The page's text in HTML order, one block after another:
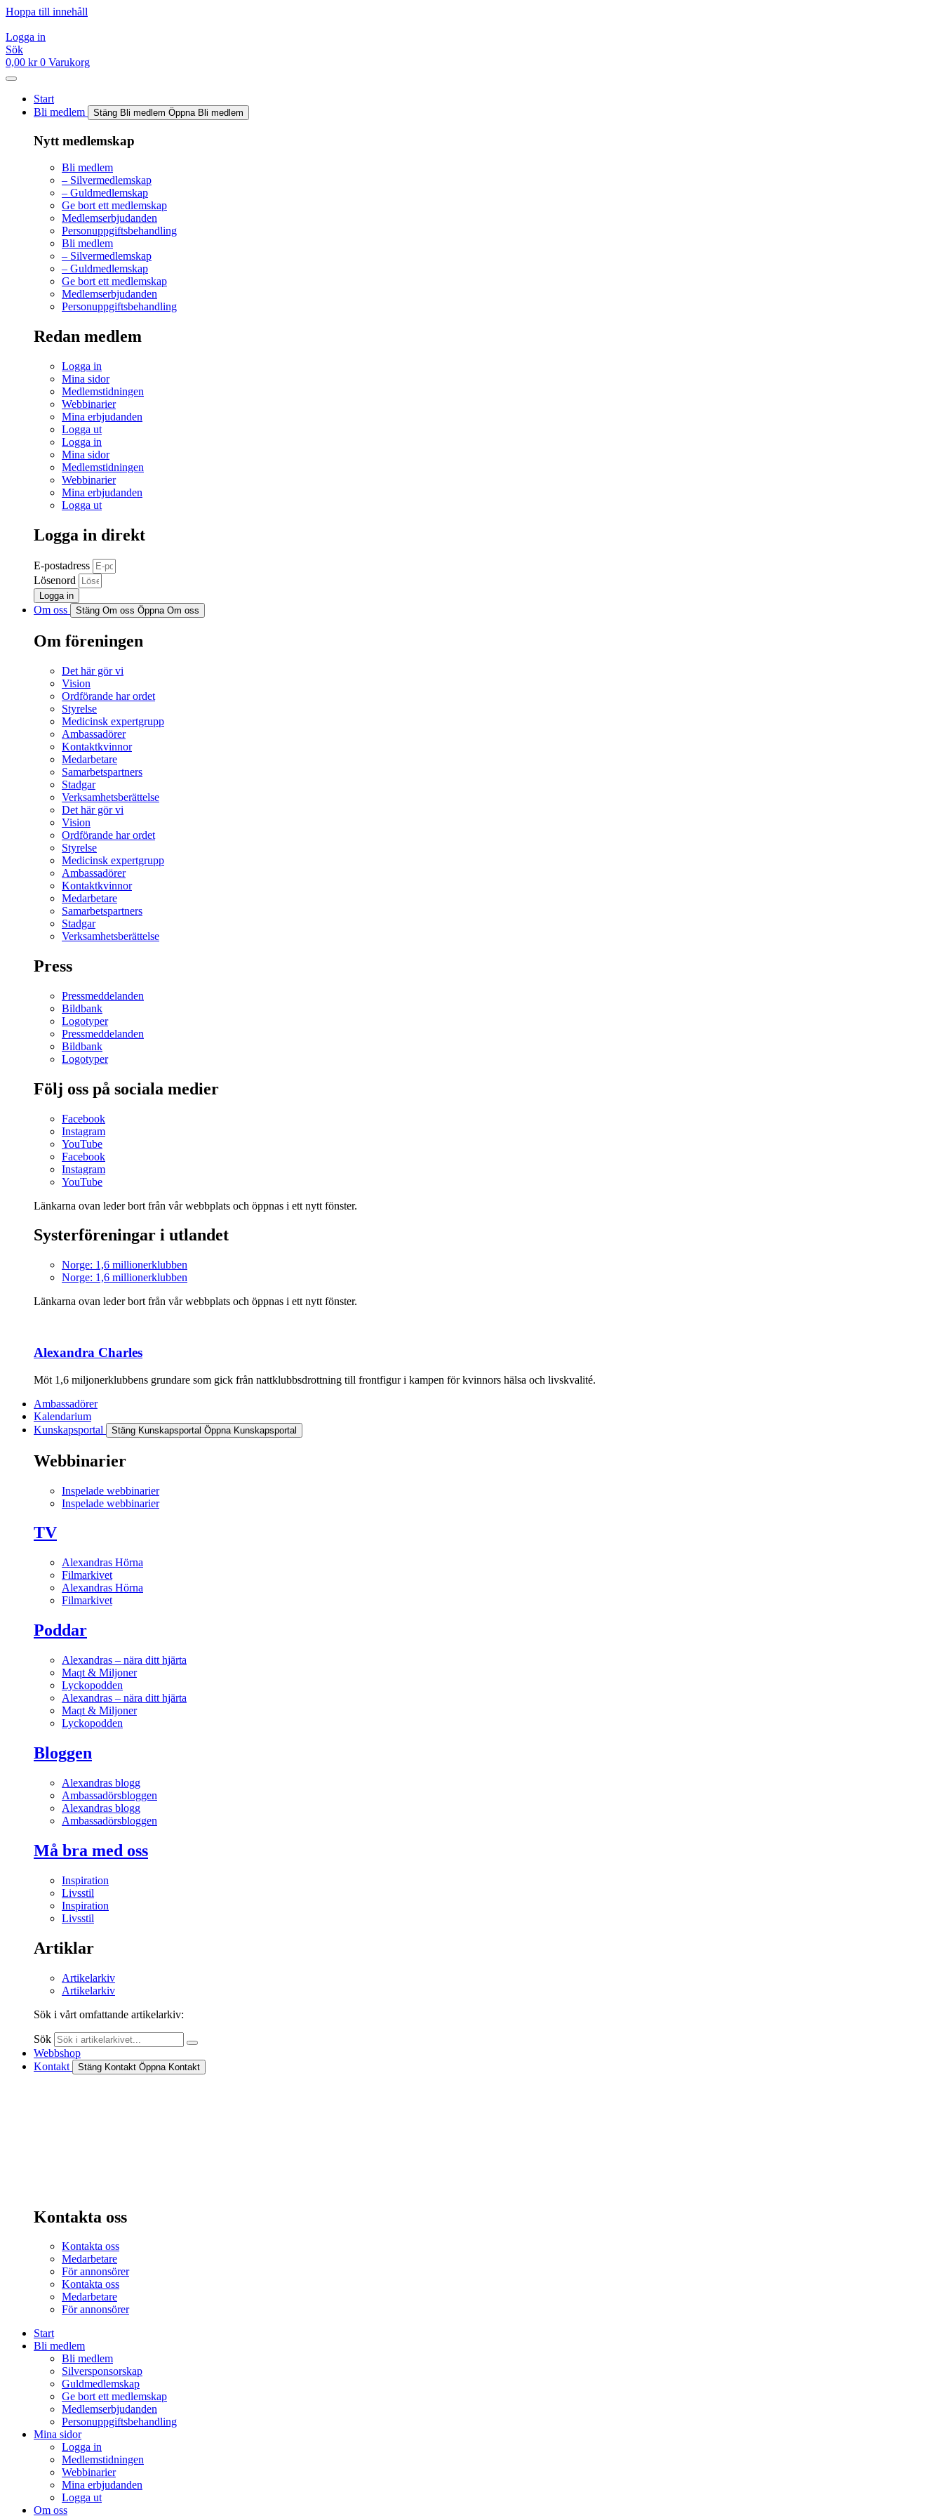
Hoppa till innehåll
Logga in
Sök
0,00 kr 0 Varukorg
Start
Bli medlem
Stäng Bli medlem Öppna Bli medlem
Nytt medlemskap
Bli medlem
– Silvermedlemskap
– Guldmedlemskap
Ge bort ett medlemskap
Medlemserbjudanden
Personuppgiftsbehandling
Bli medlem
– Silvermedlemskap
– Guldmedlemskap
Ge bort ett medlemskap
Medlemserbjudanden
Personuppgiftsbehandling
Redan medlem
Logga in
Mina sidor
Medlemstidningen
Webbinarier
Mina erbjudanden
Logga ut
Logga in
Mina sidor
Medlemstidningen
Webbinarier
Mina erbjudanden
Logga ut
Logga in direkt
E-postadress
Lösenord
Logga in
Om oss Stäng Om oss Öppna Om oss
Om föreningen
Det här gör vi
Vision
Ordförande har ordet
Styrelse
Medicinsk expertgrupp
Ambassadörer
Kontaktkvinnor
Medarbetare
Samarbetspartners
Stadgar
Verksamhetsberättelse
Det här gör vi
Vision
Ordförande har ordet
Styrelse
Medicinsk expertgrupp
Ambassadörer
Kontaktkvinnor
Medarbetare
Samarbetspartners
Stadgar
Verksamhetsberättelse
Press
Pressmeddelanden
Bildbank
Logotyper
Pressmeddelanden
Bildbank
Logotyper
Följ oss på sociala medier
Facebook
Instagram
YouTube
Facebook
Instagram
YouTube
Länkarna ovan leder bort från vår webbplats och öppnas i ett nytt fönster.
Systerföreningar i utlandet
Norge: 1,6 millionerklubben
Norge: 1,6 millionerklubben
Länkarna ovan leder bort från vår webbplats och öppnas i ett nytt fönster.
Alexandra Charles
Möt 1,6 miljonerklubbens grundare som gick från nattklubbsdrottning till frontfigur i kampen för kvinnors hälsa och livskvalité.
Ambassadörer
Kalendarium
Kunskapsportal
Stäng Kunskapsportal Öppna Kunskapsportal
Webbinarier
Inspelade webbinarier
Inspelade webbinarier
TV
Alexandras Hörna
Filmarkivet
Alexandras Hörna
Filmarkivet
Poddar
Alexandras – nära ditt hjärta
Maqt & Miljoner
Lyckopodden
Alexandras – nära ditt hjärta
Maqt & Miljoner
Lyckopodden
Bloggen
Alexandras blogg
Ambassadörsbloggen
Alexandras blogg
Ambassadörsbloggen
Må bra med oss
Inspiration
Livsstil
Inspiration
Livsstil
Artiklar
Artikelarkiv
Artikelarkiv
Sök i vårt omfattande artikelarkiv:
Sök
Webbshop
Kontakt
Stäng Kontakt Öppna Kontakt
Kontakta oss
Kontakta oss
Medarbetare
För annonsörer
Kontakta oss
Medarbetare
För annonsörer
Start
Bli medlem
Bli medlem
Silversponsorskap
Guldmedlemskap
Ge bort ett medlemskap
Medlemserbjudanden
Personuppgiftsbehandling
Mina sidor
Logga in
Medlemstidningen
Webbinarier
Mina erbjudanden
Logga ut
Om oss